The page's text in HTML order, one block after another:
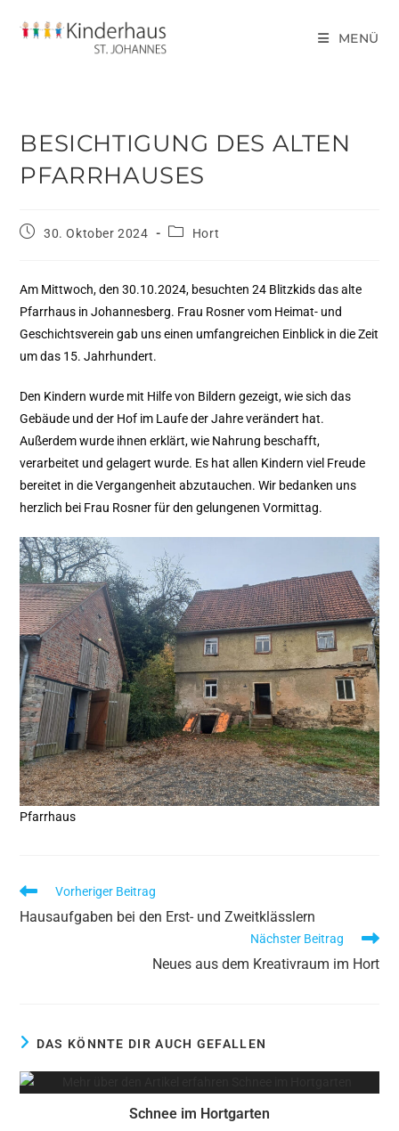
MENÜ
BESICHTIGUNG DES ALTEN
PFARRHAUSES
30. Oktober 2024 Hort
Am Mittwoch, den 30.10.2024, besuchten 24 Blitzkids das alte
Pfarrhaus in Johannesberg. Frau Rosner vom Heimat- und
Geschichtsverein gab uns einen umfangreichen Einblick in die Zeit
um das 15. Jahrhundert.
Den Kindern wurde mit Hilfe von Bildern gezeigt, wie sich das
Gebäude und der Hof im Laufe der Jahre verändert hat.
Außerdem wurde ihnen erklärt, wie Nahrung beschafft,
verarbeitet und gelagert wurde. Es hat allen Kindern viel Freude
bereitet in die Vergangenheit abzutauchen. Wir bedanken uns
herzlich bei Frau Rosner für den gelungenen Vormittag.
Pfarrhaus
Vorheriger Beitrag
Hausaufgaben bei den Erst- und Zweitklässlern
Nächster Beitrag
Neues aus dem Kreativraum im Hort
DAS KÖNNTE DIR AUCH GEFALLEN
Schnee im Hortgarten